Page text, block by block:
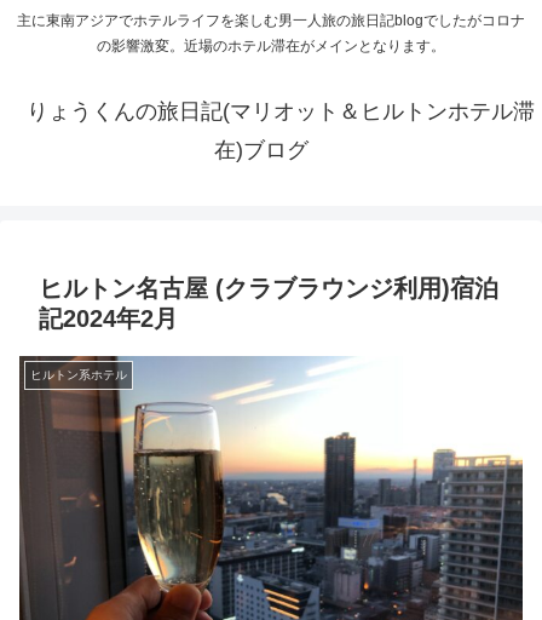
主に東南アジアでホテルライフを楽しむ男一人旅の旅日記blogでしたがコロナ
の影響激変。近場のホテル滞在がメインとなります。
りょうくんの旅日記(マリオット＆ヒルトンホテル滞
在)ブログ
ヒルトン名古屋 (クラブラウンジ利用)宿泊
記2024年2月
ヒルトン系ホテル